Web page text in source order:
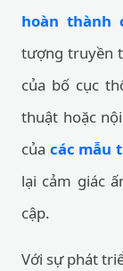
hoàn thành
tượng truyền
của bố cục
thuật hoặc
của các mẫu
lại cảm giác
cập.
Với sự phát